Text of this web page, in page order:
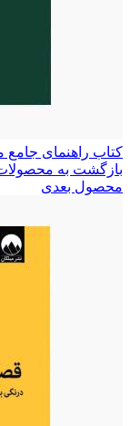
کتاب راهنمای جامع
بازگشت به
محصول بعدی